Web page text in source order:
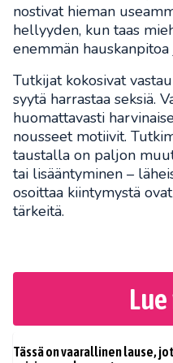
nostivat hieman
hellyyden, kun taas
enemmän
Tutkijat kokosivat
syytä harrastaa seksiä.
huomattavasti
nousseet motiivit.
taustalla on paljon
tai lisääntyminen –
osoittaa kiintymystä
tärkeitä.
Tässä on vaarallinen lause,